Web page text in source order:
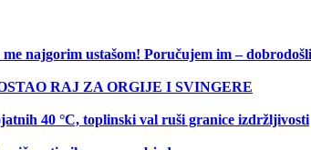
najgorim ustašom! Poručujem im –
RAJ ZA ORGIJE I SVINGERE
40 °C, toplinski val ruši granice izdržljivosti